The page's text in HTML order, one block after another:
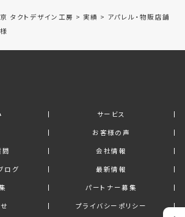
タクトデザイン工房 > 実績 > アパレル・物販店舗
サービス
お客様の声
問
会社情報
ログ
最新情報
パートナー募集
プライバシーポリシー